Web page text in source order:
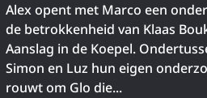
Alex opent met Marco een
de betrokkenheid van Klaas
Aanslag in de Koepel.
Simon en Luz hun eigen
rouwt om Glo die...